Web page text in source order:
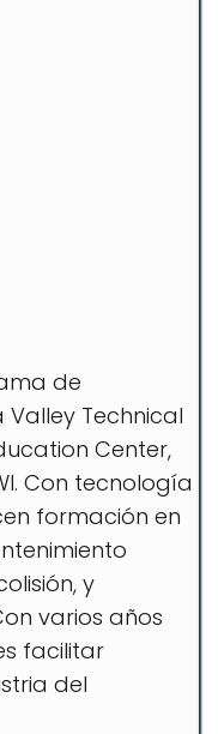
de
Technical
Center,
Con tecnología
formación en
y
varios años
facilitar
del